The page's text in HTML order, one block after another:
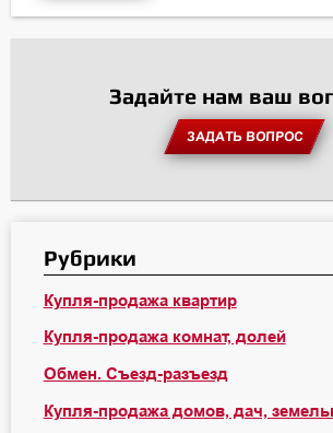
Задайте нам ваш
ЗАДАТЬ ВОПРОС
Рубрики
Купля-продажа квартир
Купля-продажа комнат, долей
Обмен. Съезд-разъезд
Купля-продажа домов, дач,